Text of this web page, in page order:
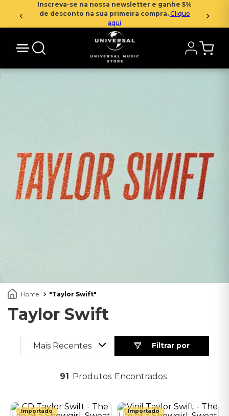
Inscreva-se na nossa newsletter e ganhe 5%
de desconto na sua primeira compra. Clique
aqui
Taylor Swift
Taylor Swift
Mais Recentes
91 Produtos
Importado
Importado